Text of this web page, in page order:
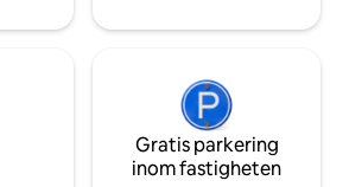
Gratis parkering
inom fastigheten